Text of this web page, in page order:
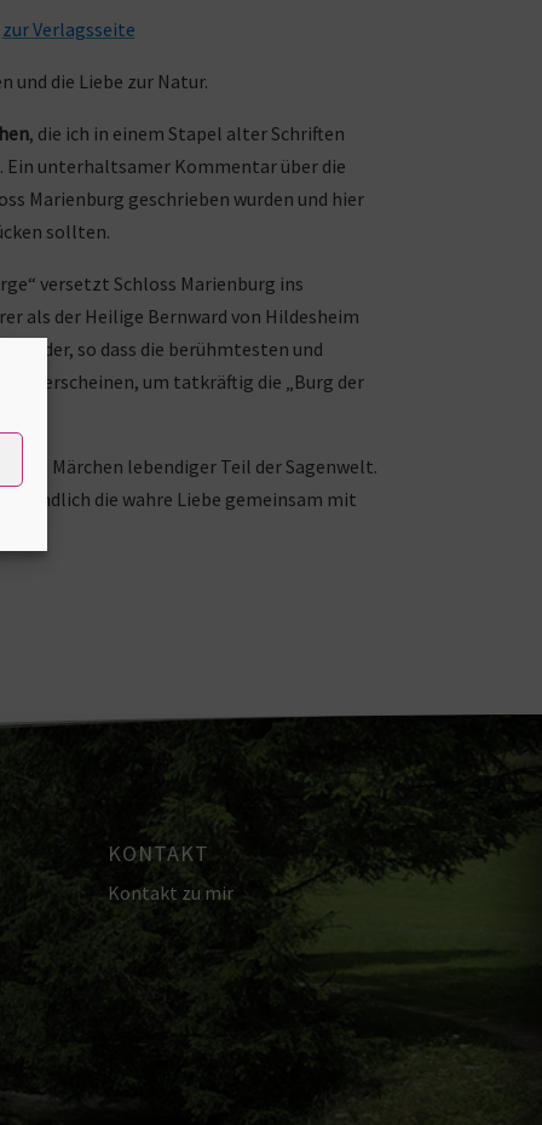
zur Verlagsseite
und die Liebe zur Natur.
, die ich in einem Stapel alter Schriften
Ein unterhaltsamer Kommentar über die
Marienburg geschrieben wurden und hier
sollten.
versetzt Schloss Marienburg ins
als der Heilige Bernward von Hildesheim
Wunder, so dass die berühmtesten und
erscheinen, um tatkräftig die „Burg der
Märchen lebendiger Teil der Sagenwelt.
die wahre Liebe gemeinsam mit
KONTAKT
Kontakt zu mir